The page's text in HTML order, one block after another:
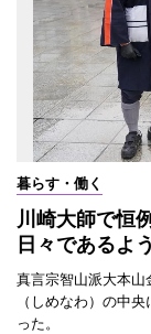
暮らす・働く
川崎大師で恒
日々であるよ
真言宗智山派大本山
（しめなわ）の中
った。